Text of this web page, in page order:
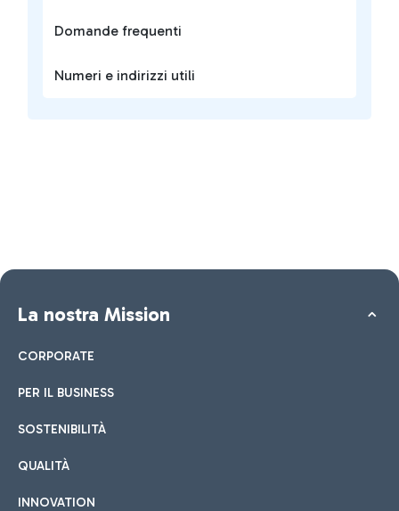
Domande frequenti
Numeri e indirizzi utili
La nostra Mission
CORPORATE
PER IL BUSINESS
SOSTENIBILITÀ
QUALITÀ
INNOVATION